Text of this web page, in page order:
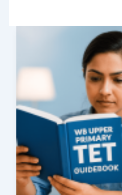
TET
গাইড
২০২৫
যোগ্যতা
ও
প্রস্তুতি